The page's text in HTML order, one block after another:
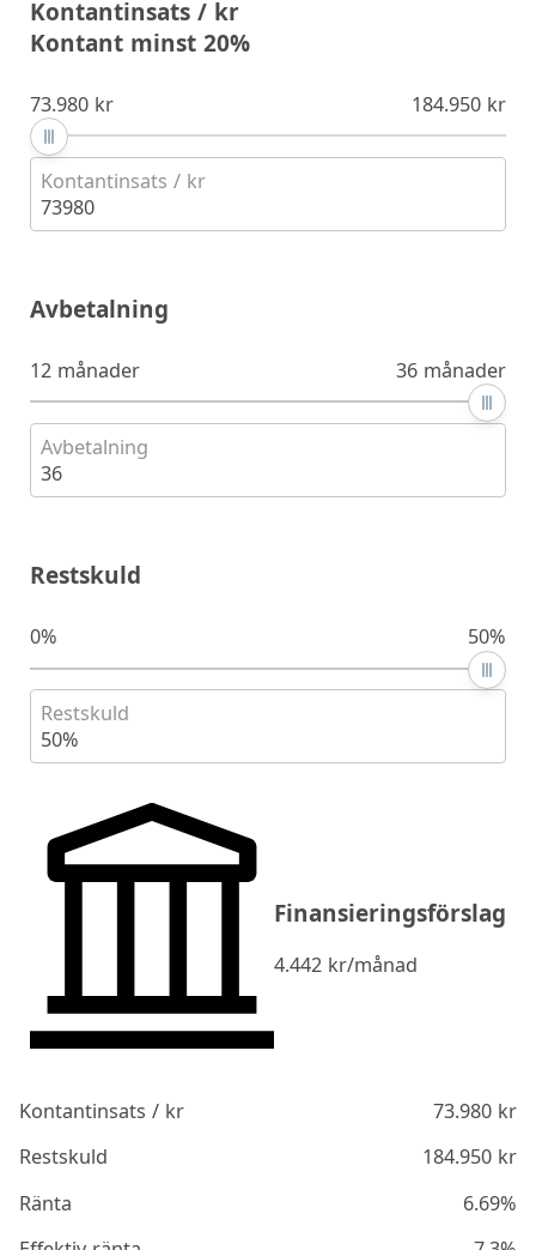
Kontantinsats / kr
Kontant minst 20%
73.980 kr 184.950 kr
Kontantinsats / kr
73980
Avbetalning
12 månader 36 månader
Avbetalning
36
Restskuld
0% 50%
Restskuld
50%
Finansieringsförslag
4.442 kr/månad
Kontantinsats / kr 73.980kr
Restskuld
184.950kr
Ränta
6.69%